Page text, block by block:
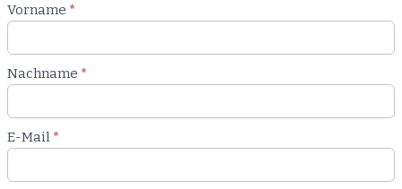
Newsletter
Blog
Vorname *
Nachname *
E-Mail *